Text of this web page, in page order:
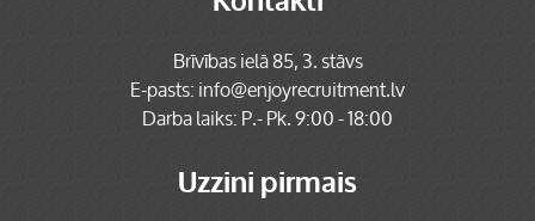
Brīvības ielā 85, 3. stāvs
E-pasts:info@enjoyrecruitment.lv
Darba laiks: P.- Pk. 9:00 - 18:00
Uzzini pirmais